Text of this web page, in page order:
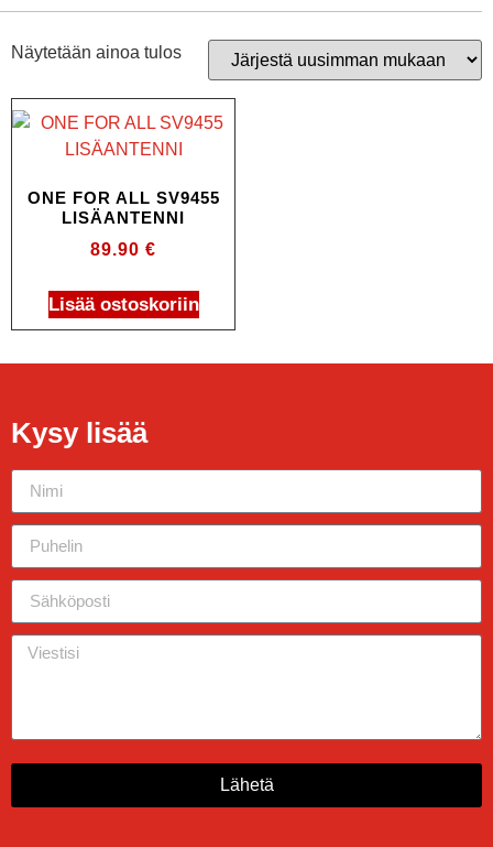
Näytetään ainoa tulos
ONE FOR ALL SV9455
LISÄANTENNI
89.90 €
Lisää ostoskoriin
Kysy lisää
Lähetä